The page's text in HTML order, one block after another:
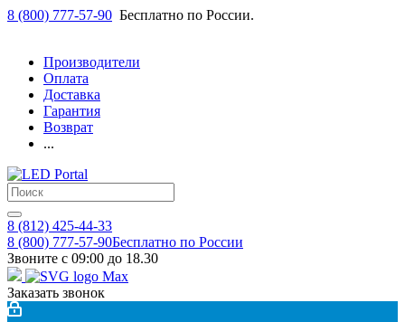
8 (800) 777-57-90 Бесплатно по России.
Производители
Оплата
Доставка
Гарантия
Возврат
...
8 (812) 425-44-33
8 (800) 777-57-90Бесплатно по России
Звоните с 09:00 до 18.30
Заказать звонок